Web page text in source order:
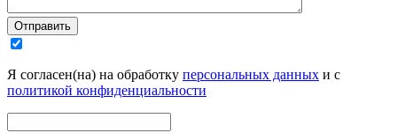
Отправить
Я согласен(на) на обработку персональных данных и с
политикой конфиденциальности